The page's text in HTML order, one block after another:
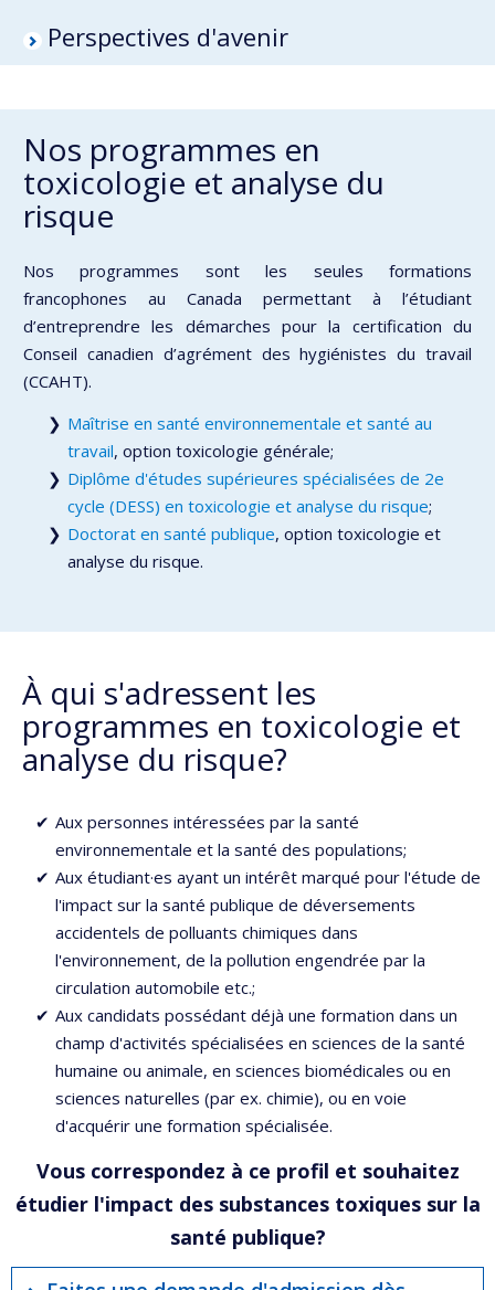
Perspectives d'avenir
Nos programmes en
toxicologie et analyse du
risque
Nos programmes sont les seules formations
francophones au Canada permettant à l’étudiant
d’entreprendre les démarches pour la certification du
Conseil canadien d’agrément des hygiénistes du travail
(CCAHT).
Maîtrise en santé environnementale et santé au
travail, option toxicologie générale;
Diplôme d'études supérieures spécialisées de 2e
cycle (DESS) en toxicologie et analyse du risque;
Doctorat en santé publique, option toxicologie et
analyse du risque.
À qui s'adressent les
programmes en toxicologie et
analyse du risque?
Aux personnes intéressées par la santé
environnementale et la santé des populations;
Aux étudiant·es ayant un intérêt marqué pour l'étude de
l'impact sur la santé publique de déversements
accidentels de polluants chimiques dans
l'environnement, de la pollution engendrée par la
circulation automobile etc.;
Aux candidats possédant déjà une formation dans un
champ d'activités spécialisées en sciences de la santé
humaine ou animale, en sciences biomédicales ou en
sciences naturelles (par ex. chimie), ou en voie
d'acquérir une formation spécialisée.
Vous correspondez à ce profil et souhaitez
étudier l'impact des substances toxiques sur la
santé publique?